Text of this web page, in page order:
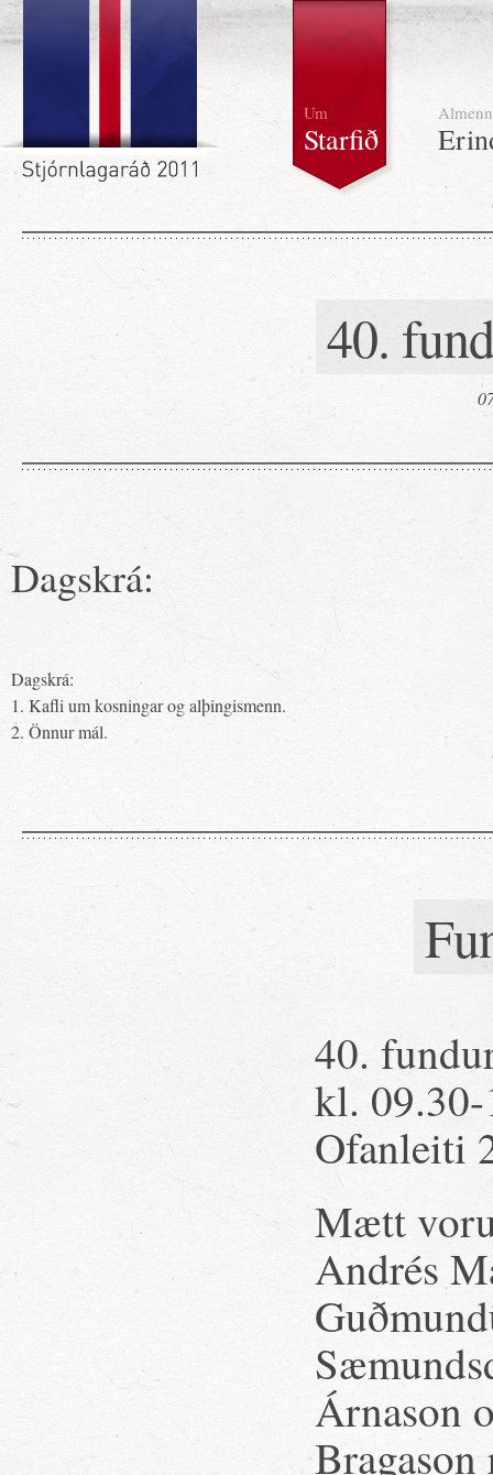
Um
Starfið
Almenn
40.
Dagskrá:
Dagskrá:
1. Kafli um kosningar og alþingismenn.
2. Önnur mál.
40.
kl.
Ofanleiti
Mætt
Andrés
Árnason